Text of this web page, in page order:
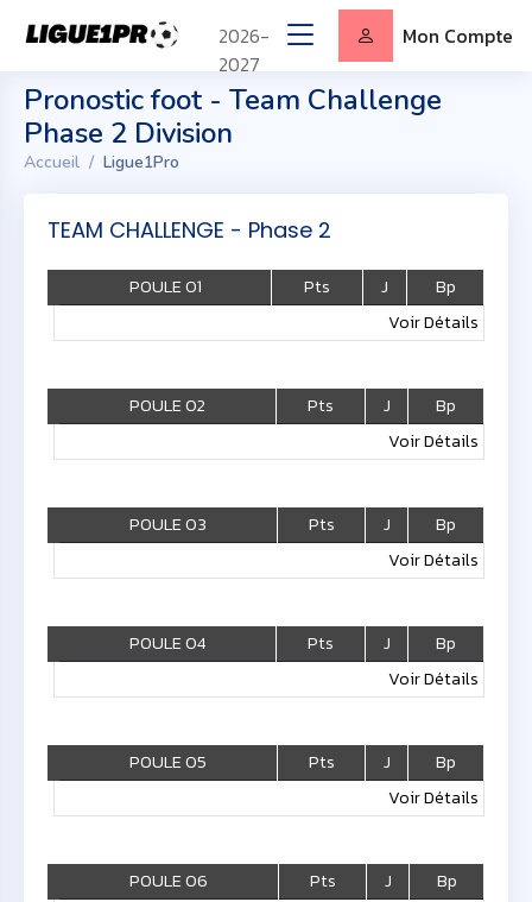
Pronostic foot - Team Challenge
Phase 2 Division
Accueil Ligue1Pro
2026-
2027
Mon Compte
TEAM CHALLENGE - Phase 2
POULE 01 Pts J
Bp
Voir Détails
POULE 02 Pts J
Bp
Voir Détails
POULE 03 Pts J
Bp
Voir Détails
POULE 04 Pts J
Bp
Voir Détails
POULE 05 Pts J
Bp
Voir Détails
POULE 06 Pts J
Bp